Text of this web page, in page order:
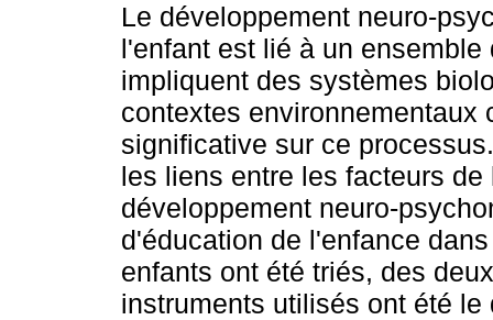
Le développement neuro-
l'enfant est lié à un
impliquent des systèmes
contextes environnementaux
significative sur ce
les liens entre les facteurs
développement neuro-
d'éducation de l'enfance
enfants ont été triés, des
instruments utilisés ont été